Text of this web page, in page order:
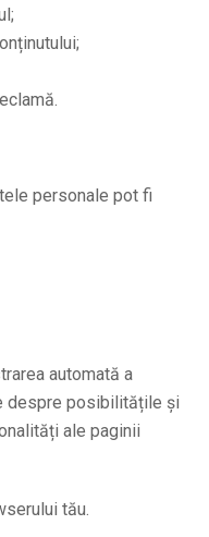
personale pot fi
automată a
despre posibilitățile și
ale paginii
tău.